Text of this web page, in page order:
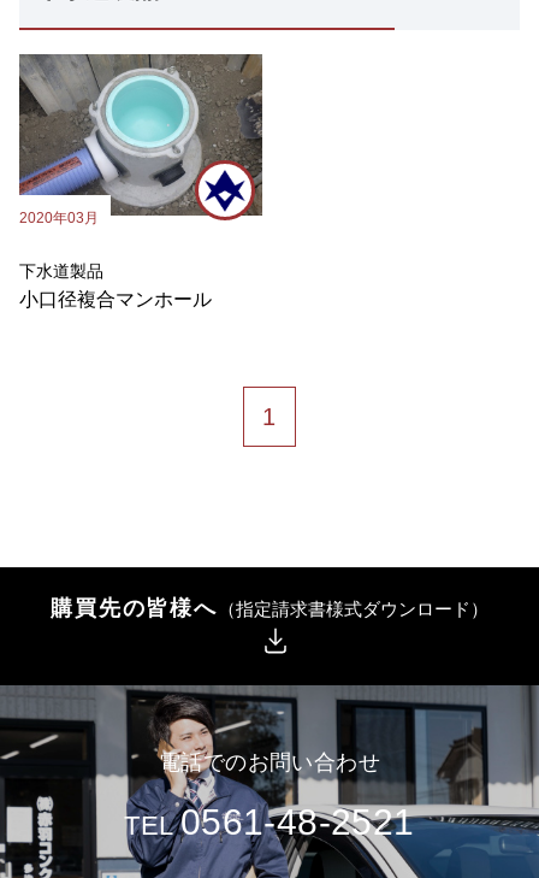
2020年03月
下水道製品
小口径複合マンホール
1
購買先の皆様へ （指定請求書様式ダウンロード）
電話でのお問い合わせ
TEL0561-48-2521